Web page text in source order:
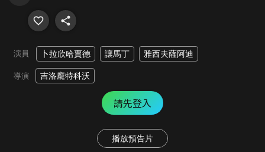
演員 卜拉欣哈賈德 讓馬丁 雅西夫薩阿迪
導演 吉洛龐特科沃
請先登入
播放預告片